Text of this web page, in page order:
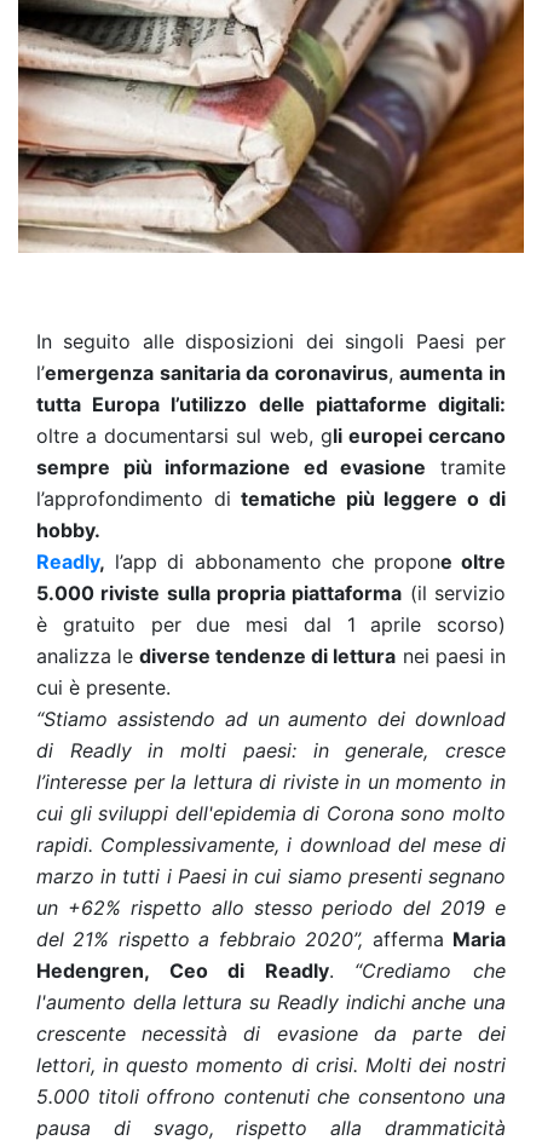
In seguito alle disposizioni dei singoli Paesi per
l’emergenza sanitaria da coronavirus,aumenta in
tutta Europa l’utilizzo delle piattaforme digitali:
oltre a documentarsi sul web, gli europei cercano
sempre più informazione ed evasione tramite
l’approfondimento di tematiche più leggere o di
hobby.
Readly, l’app di abbonamento che propone oltre
5.000 riviste sulla propria piattaforma (il servizio
è gratuito per due mesi dal 1 aprile scorso)
analizza le diverse tendenze di lettura nei paesi in
cui è presente.
“Stiamo assistendo ad un aumento dei download
di Readly in molti paesi: in generale, cresce
l’interesse per la lettura di riviste in un momento in
cui gli sviluppi dell'epidemia di Corona sono molto
rapidi. Complessivamente, i download del mese di
marzo in tutti i Paesi in cui siamo presenti segnano
un +62% rispetto allo stesso periodo del 2019 e
del 21% rispetto a febbraio 2020”, afferma Maria
Hedengren, Ceo di Readly. “Crediamo che
l'aumento della lettura su Readly indichi anche una
crescente necessità di evasione da parte dei
lettori, in questo momento di crisi. Molti dei nostri
5.000 titoli offrono contenuti che consentono una
pausa di svago, rispetto alla drammaticità